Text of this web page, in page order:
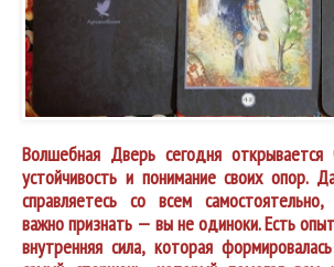
Волшебная Дверь сегодня
устойчивость и понимание своих опор.
справляетесь со всем
важно признать — вы не одиноки. Есть
внутренняя сила, которая